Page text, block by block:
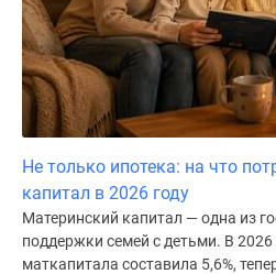
Не только ипотека: на что
капитал в 2026 году
Материнский капитал — одна из
поддержки семей с детьми. В 2026
маткапитала составила 5,6%,